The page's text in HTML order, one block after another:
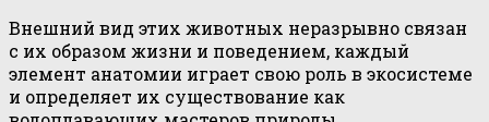
Внешний вид этих животных неразрывно связан
с их образом жизни и поведением, каждый
элемент анатомии играет свою роль в экосистеме
и определяет их существование как